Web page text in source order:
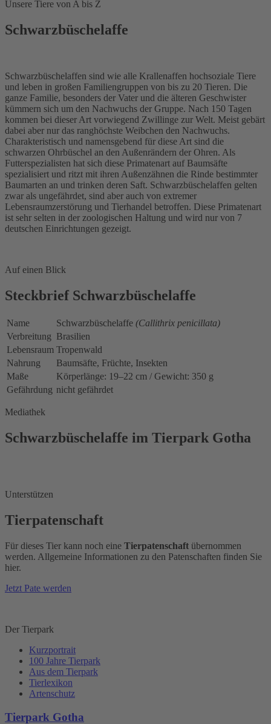
Unsere Tiere von A bis Z
Schwarzbüschelaffe
Schwarzbüschelaffen sind wie alle Krallenaffen hochsoziale Tiere
und leben in großen Familiengruppen von bis zu 20 Tieren. Die
ganze Familie, besonders der Vater und die älteren Geschwister
kümmern sich um den Nachwuchs der Gruppe. Nach 150 Tagen
kommen bei dieser Art vorwiegend Zwillinge zur Welt. Meist gebärt
dabei aber nur das ranghöchste Weibchen den Nachwuchs.
Charakteristisch und namensgebend für diese Art sind die
schwarzen Ohrbüschel an den Außenrändern der Ohren. Als
Futterspezialisten hat sich diese Primatenart auf Baumsäfte
spezialisiert und ritzt mit ihren Außenzähnen die Rinde bestimmter
Baumarten an und trinken deren Saft. Schwarzbüschelaffen gelten
zwar als ungefährdet, sind aber auch von extremer
Lebensraumzerstörung und Tierhandel betroffen. Diese Primatenart
ist sehr selten in der zoologischen Haltung und wird nur von 7
deutschen Einrichtungen gezeigt.
Auf einen Blick
Steckbrief Schwarzbüschelaffe
Name Schwarzbüschelaffe (Callithrix penicillata)
Verbreitung Brasilien
Lebensraum Tropenwald
Nahrung
Baumsäfte, Früchte, Insekten
Maße
Körperlänge: 19–22 cm / Gewicht: 350 g
Gefährdung nicht gefährdet
Mediathek
Schwarzbüschelaffe im Tierpark Gotha
Unterstützen
Tierpatenschaft
Für dieses Tier kann noch eine Tierpatenschaft übernommen
werden. Allgemeine Informationen zu den Patenschaften finden Sie
hier.
Jetzt Pate werden
Der Tierpark
Kurzportrait
100 Jahre Tierpark
Aus dem Tierpark
Tierlexikon
Artenschutz
Tierpark Gotha